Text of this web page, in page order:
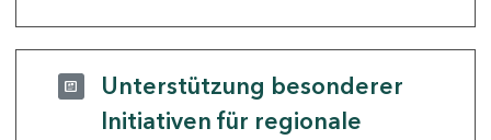
Unterstützung besonderer
Initiativen für regionale